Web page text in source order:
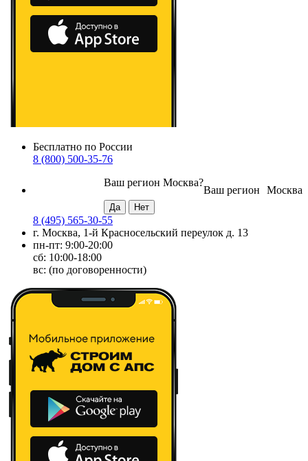
Бесплатно по России
8 (800) 500-35-76
Москва
Ваш регион
Ваш регион Москва?
8 (495) 565-30-55
г. Москва, 1-й Красносельский переулок д. 13
пн-пт: 9:00-20:00
сб: 10:00-18:00
вс: (по договоренности)